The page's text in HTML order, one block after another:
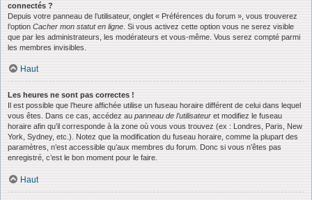
connectés ?
Depuis votre panneau de l’utilisateur, onglet « Préférences du forum », vous trouverez
l’option Cacher mon statut en ligne . Si vous activez cette option vous ne serez visible
que par les administrateurs, les modérateurs et vous-même. Vous serez compté parmi
les membres invisibles.
Haut
Les heures ne sont pas correctes !
Il est possible que l’heure affichée utilise un fuseau horaire différent de celui dans lequel
vous êtes. Dans ce cas, accédez au panneau de l’utilisateur et modifiez le fuseau
horaire afin qu’il corresponde à la zone où vous vous trouvez (ex : Londres, Paris, New
York, Sydney, etc.). Notez que la modification du fuseau horaire, comme la plupart des
paramètres, n’est accessible qu’aux membres du forum. Donc si vous n’êtes pas
enregistré, c’est le bon moment pour le faire.
Haut